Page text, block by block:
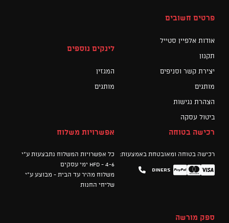
פרטים חשובים
אודות אלפיין סטייל
תקנון
יצירת קשר וסניפים
מותגים
הצהרת נגישות
ביטול עסקה
לינקים נוספים
המגזין
מותגים
רכישה בטוחה
רכישה בטוחה ומאובטחת באמצעות:
Visa
Mastercard
PayPal
Diners
אפשרויות משלוח
כל אפשרויות המשלוח נתבצעות ע"י
HFD - 4-6 ימי עסקים
משלוח מהיר עד הבית - מבוצע ע"י
שליחי החנות
ספק מורשה